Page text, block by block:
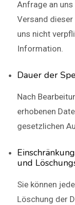
Anfrage an
Versand
uns nicht
Information.
Dauer der
Nach
erhobenen
gesetzlichen
und
Sie können
Löschung der